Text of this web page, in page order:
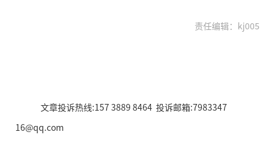
责任编辑：kj005
文章投诉热线:157 3889 8464 投诉邮箱:7983347
16@qq.com